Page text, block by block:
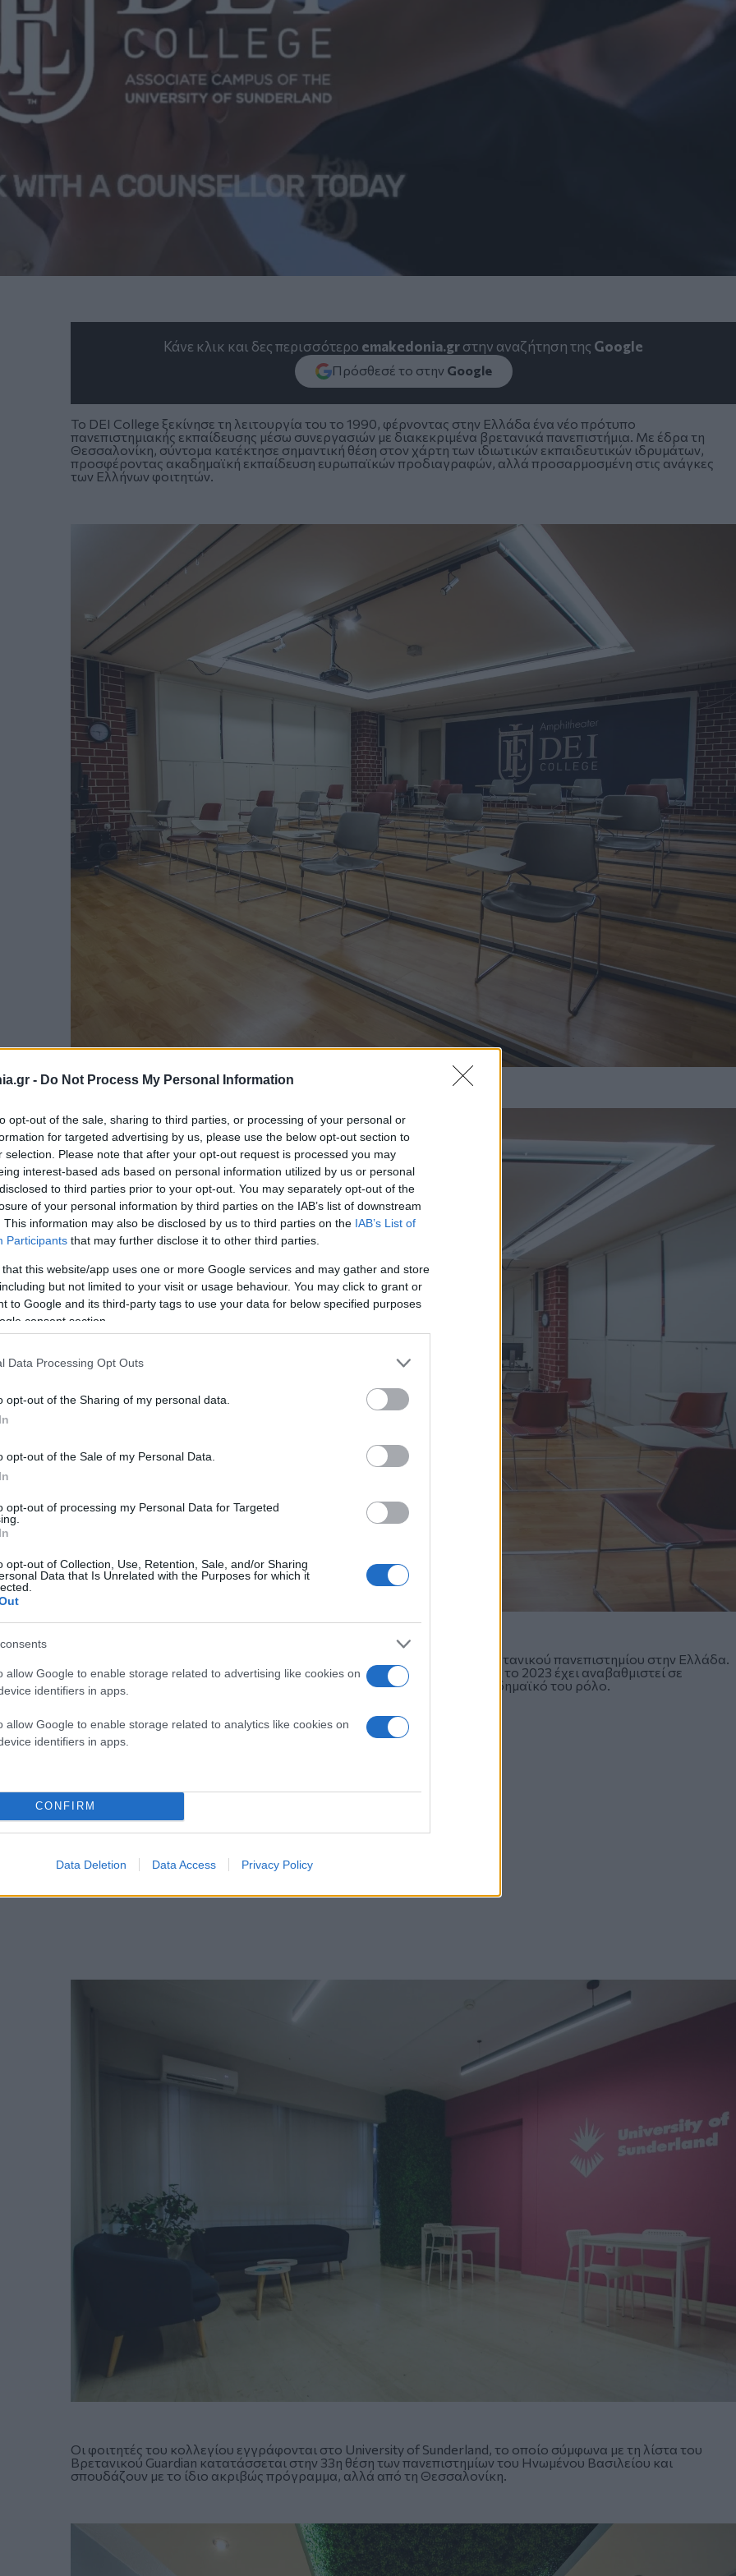
- Do Not Process My Personal Information
opt-out of the sale, sharing to third parties, or processing of your personal or
for targeted advertising by us, please use the below opt-out section to
selection. Please note that after your opt-out request is processed you may
interest-based ads based on personal information utilized by us or personal
to third parties prior to your opt-out. You may separately opt-out of the
of your personal information by third parties on the IAB’s list of downstream
This information may also be disclosed by us to third parties on the IAB’s List of
Participants that may further disclose it to other third parties.
that this website/app uses one or more Google services and may gather and store
but not limited to your visit or usage behaviour. You may click to grant or
to Google and its third-party tags to use your data for below specified purposes
consent section.
Data Processing Opt Outs
opt-out of the Sharing of my personal data.
opt-out of the Sale of my Personal Data.
opt-out of processing my Personal Data for Targeted
opt-out of Collection, Use, Retention, Sale, and/or Sharing
Data that Is Unrelated with the Purposes for which it
allow Google to enable storage related to advertising like cookies on
identifiers in apps.
allow Google to enable storage related to analytics like cookies on
identifiers in apps.
CONFIRM
Data Deletion Data Access Privacy Policy
Κάνε κλικ και δες περισσότερο emakedonia.grστην αναζήτηση της Google
Πρόσθεσέ το στην Google
Το DEI College ξεκίνησε τη λειτουργία του το 1990, φέρνοντας στην Ελλάδα ένα νέο πρότυπο
πανεπιστημιακής εκπαίδευσης μέσω συνεργασιών με διακεκριμένα βρετανικά πανεπιστήμια. Με έδρα τη
Θεσσαλονίκη, σύντομα κατέκτησε σημαντική θέση στον χάρτη των ιδιωτικών εκπαιδευτικών ιδρυμάτων,
προσφέροντας ακαδημαϊκή εκπαίδευση ευρωπαϊκών προδιαγραφών, αλλά προσαρμοσμένη στις ανάγκες
των Ελλήνων φοιτητών.
Σήμερα το DEI College λειτουργεί ως το μοναδικό associate campus βρετανικού πανεπιστημίου στην Ελλάδα.
Από το 2019 συνεργάζεται με το πανεπιστήμιο του Sunderland, ενώ από το 2023 έχει αναβαθμιστεί σε
asssociate campus του πανεπιστημίου, ενισχύοντας το θεσμικό και ακαδημαϊκό του ρόλο.
Οι φοιτητές του κολλεγίου εγγράφονται στο University of Sunderland, το οποίο σύμφωνα με τη λίστα του
Βρετανικού Guardian κατατάσσεται στην 33η θέση των πανεπιστημίων του Ηνωμένου Βασιλείου και
σπουδάζουν με το ίδιο ακριβώς πρόγραμμα, αλλά από τη Θεσσαλονίκη.